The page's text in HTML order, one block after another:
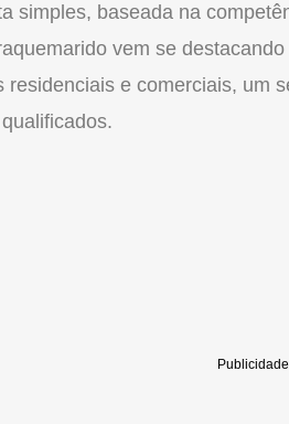
simples, baseada na
vem se
residenciais e comerciais, um